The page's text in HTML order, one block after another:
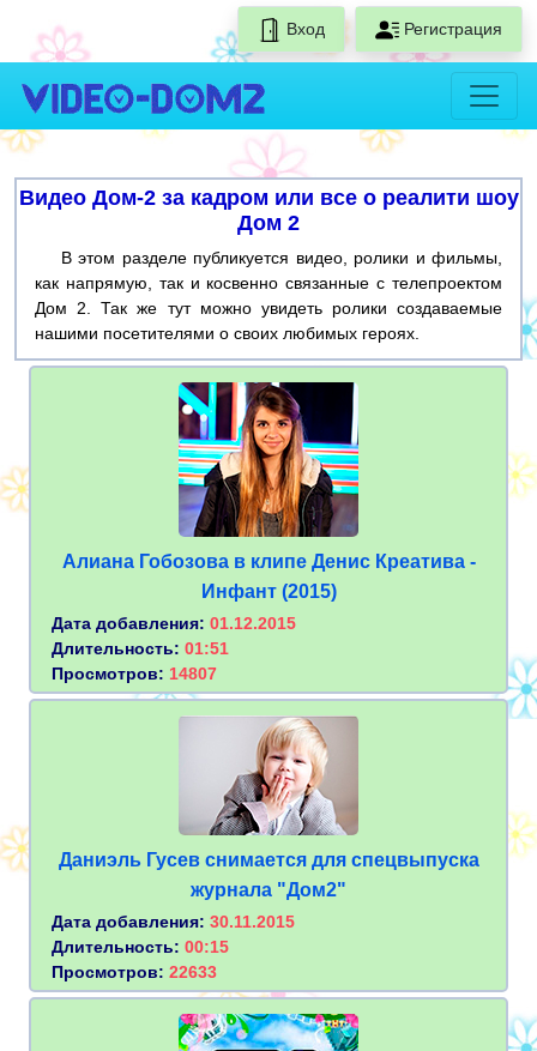
Вход Регистрация
Видео Дом-2 за кадром или все о реалити шоу
Дом 2
В этом разделе публикуется видео, ролики и фильмы,
как напрямую, так и косвенно связанные с телепроектом
Дом 2. Так же тут можно увидеть ролики создаваемые
нашими посетителями о своих любимых героях.
Алиана Гобозова в клипе Денис Креатива -
Инфант (2015)
Дата добавления: 01.12.2015
Длительность: 01:51
Просмотров: 14807
Даниэль Гусев снимается для спецвыпуска
журнала "Дом2"
Дата добавления: 30.11.2015
Длительность: 00:15
Просмотров: 22633